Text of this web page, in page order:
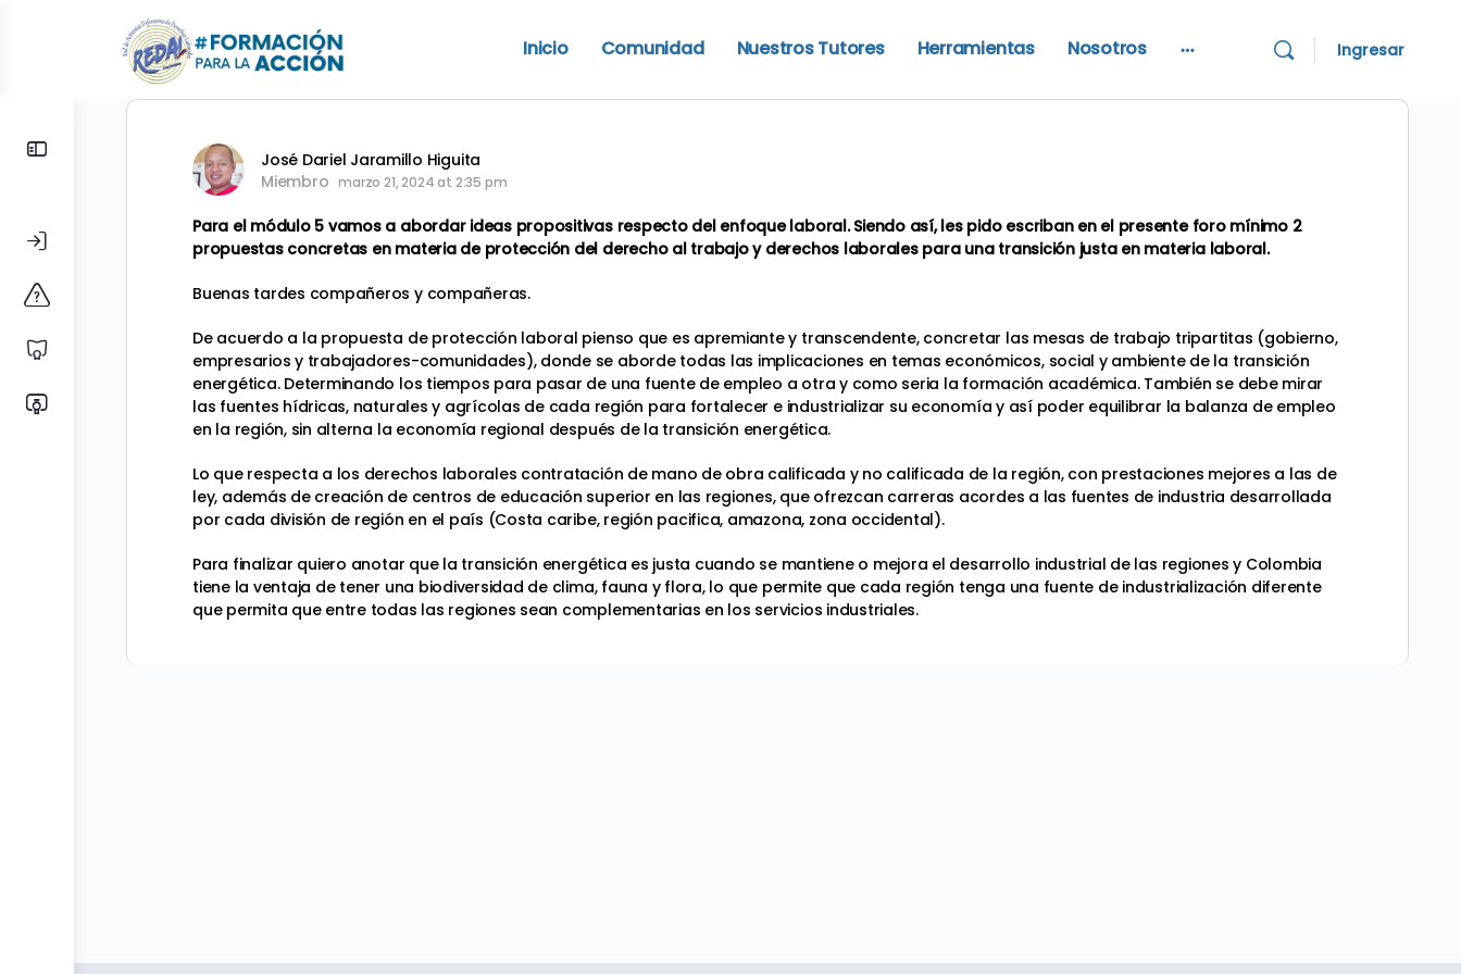
Inicio Comunidad Nuestros Tutores Herramientas Nosotros Ingresar
José Dariel Jaramillo Higuita
Miembro marzo 21, 2024 at 2:35 pm
Para el módulo 5 vamos a abordar ideas propositivas respecto del enfoque laboral. Siendo así, les pido escriban en el presente foro mínimo 2
propuestas concretas en materia de protección del derecho al trabajo y derechos laborales para una transición justa en materia laboral.
Buenas tardes compañeros y compañeras.
De acuerdo a la propuesta de protección laboral pienso que es apremiante y transcendente, concretar las mesas de trabajo tripartitas (gobierno,
empresarios y trabajadores-comunidades), donde se aborde todas las implicaciones en temas económicos, social y ambiente de la transición
energética. Determinando los tiempos para pasar de una fuente de empleo a otra y como seria la formación académica. También se debe mirar
las fuentes hídricas, naturales y agrícolas de cada región para fortalecer e industrializar su economía y así poder equilibrar la balanza de empleo
en la región, sin alterna la economía regional después de la transición energética.
Lo que respecta a los derechos laborales contratación de mano de obra calificada y no calificada de la región, con prestaciones mejores a las de
ley, además de creación de centros de educación superior en las regiones, que ofrezcan carreras acordes a las fuentes de industria desarrollada
por cada división de región en el país (Costa caribe, región pacifica, amazona, zona occidental).
Para finalizar quiero anotar que la transición energética es justa cuando se mantiene o mejora el desarrollo industrial de las regiones y Colombia
tiene la ventaja de tener una biodiversidad de clima, fauna y flora, lo que permite que cada región tenga una fuente de industrialización diferente
que permita que entre todas las regiones sean complementarias en los servicios industriales.